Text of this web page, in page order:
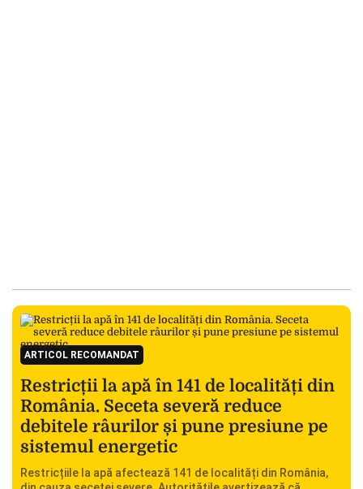
ARTICOL RECOMANDAT
Restricții la apă în 141 de localități din
România. Seceta severă reduce
debitele râurilor și pune presiune pe
sistemul energetic
Restricțiile la apă afectează 141 de localități din România,